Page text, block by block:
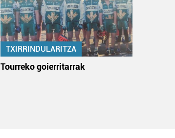
TXIRRINDULARITZA
Tourreko goierritarrak